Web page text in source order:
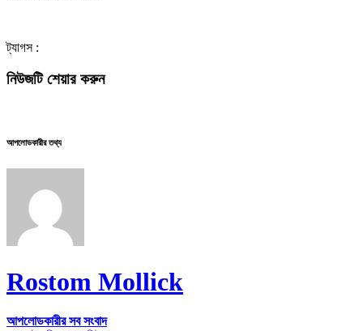
ট্যাগস :
নিউজটি শেয়ার করুন
আপলোডকারীর তথ্য
Rostom Mollick
আপলোডকারীর সব সংবাদ